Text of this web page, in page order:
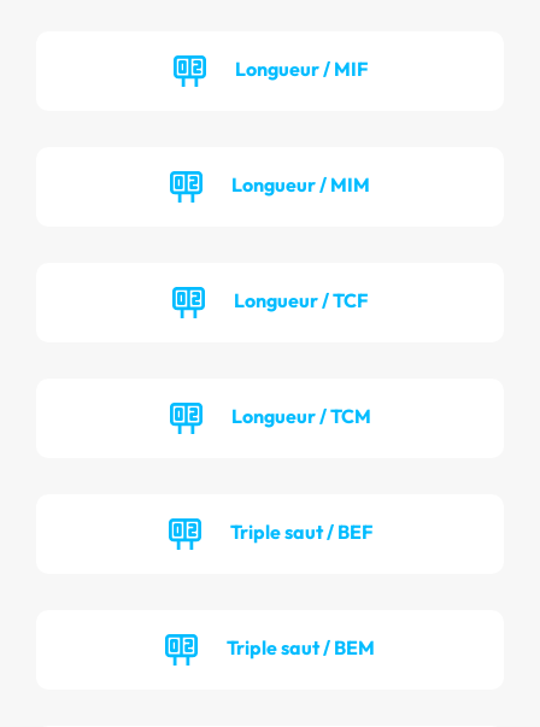
Longueur / MIF
Longueur / MIM
Longueur / TCF
Longueur / TCM
Triple saut / BEF
Triple saut / BEM